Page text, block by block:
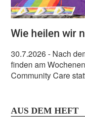
Wie heilen wir
30.7.2026- Nach
finden am
Community Care
AUS DEM HEFT